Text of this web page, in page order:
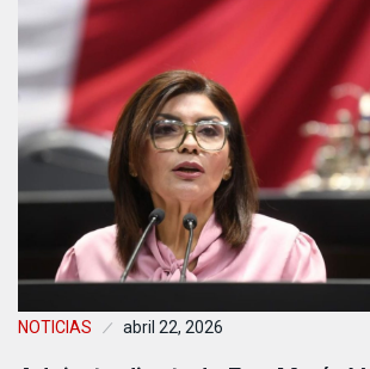
NOTICIAS abril 22, 2026